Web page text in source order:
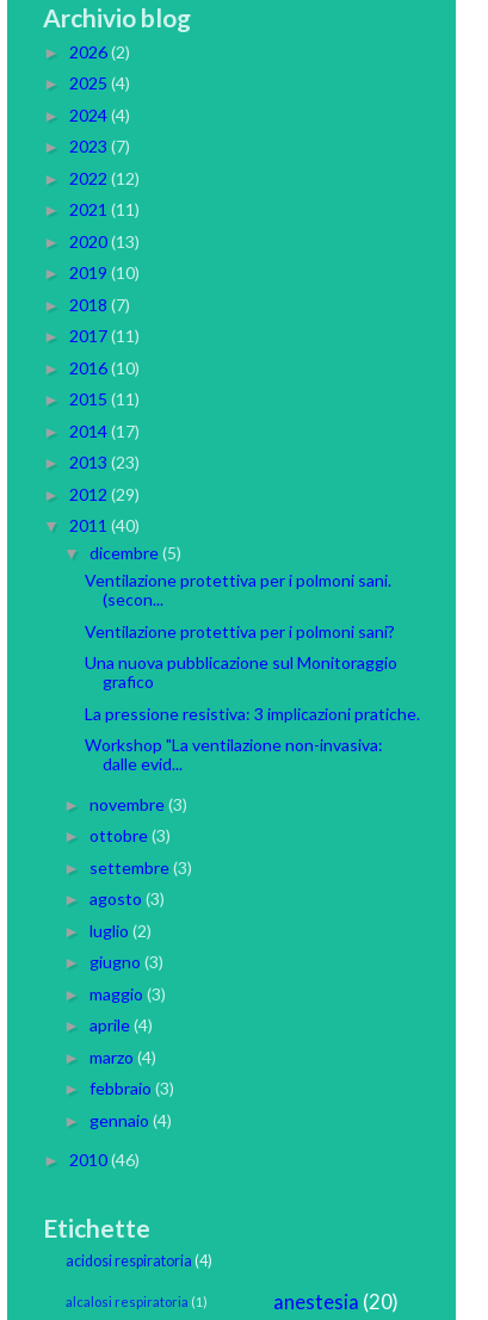
Archivio blog
► 2026(2)
► 2025 (4)
► 2024(4)
► 2023 (7)
► 2022 (12)
► 2021 (11)
► 2020(13)
► 2019 (10)
► 2018 (7)
► 2017(11)
► 2016(10)
► 2015 (11)
► 2014(17)
► 2013 (23)
► 2012 (29)
▼ 2011 (40)
▼ dicembre(5)
Ventilazione protettiva per i polmoni sani.
(secon...
Ventilazione protettiva per i polmoni sani?
Una nuova pubblicazione sul Monitoraggio
grafico
La pressione resistiva: 3 implicazioni pratiche.
Workshop "La ventilazione non-invasiva:
dalle evid...
► novembre(3)
► ottobre(3)
► settembre(3)
► agosto (3)
► luglio (2)
► giugno (3)
► maggio (3)
► aprile(4)
► marzo (4)
► febbraio (3)
► gennaio (4)
► 2010(46)
Etichette
acidosi respiratoria (4)
alcalosi respiratoria (1) anestesia (20)